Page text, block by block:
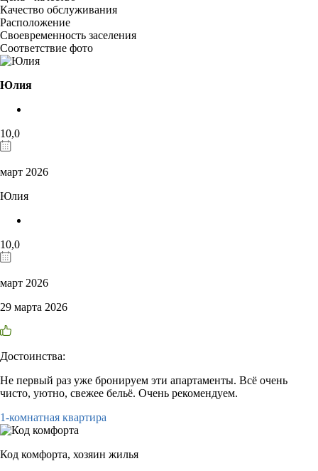
Качество обслуживания
Расположение
Своевременность заселения
Соответствие фото
Юлия
10,0
март 2026
Юлия
10,0
март 2026
29 марта 2026
Достоинства:
Не первый раз уже бронируем эти апартаменты. Всё очень
чисто, уютно, свежее бельё. Очень рекомендуем.
1-комнатная квартира
Код комфорта, хозяин жилья